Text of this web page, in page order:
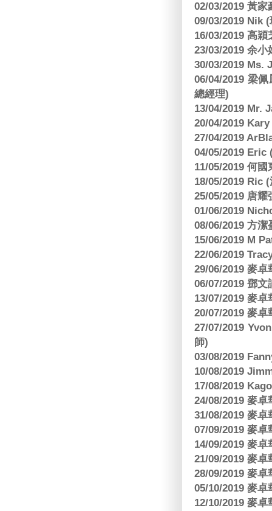
02/03/2019 黃
09/03/2019 Nik
16/03/2019 高
23/03/2019 余
30/03/2019 Ms.
06/04/2019 梁
總經理)
13/04/2019 Mr.
20/04/2019
27/04/2019
04/05/2019 Eric
11/05/2019 何
18/05/2019 Ric
25/05/2019 唐
01/06/2019
08/06/2019 方
15/06/2019 M
22/06/2019
29/06/2019 麥
06/07/2019 鄧
13/07/2019 麥
20/07/2019 麥
27/07/2019
師)
03/08/2019
10/08/2019
17/08/2019
24/08/2019 麥
31/08/2019 麥
07/09/2019 麥
14/09/2019 麥
21/09/2019 麥
28/09/2019 麥
05/10/2019 麥
12/10/2019 麥